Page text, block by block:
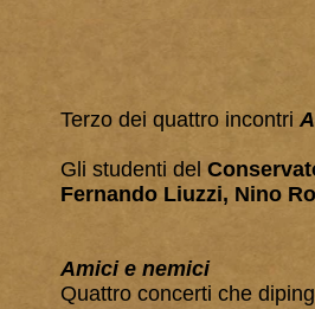
Terzo dei quattro incontri
Gli studenti del
Fernando Liuzzi, Nino
Amici e nemici
Quattro concerti che